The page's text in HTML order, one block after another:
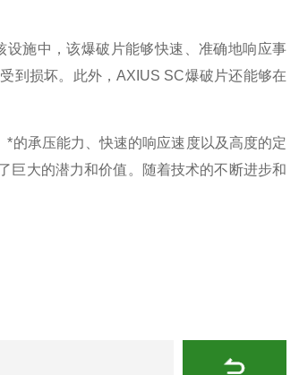
施中，该爆破片能够快速、准确地响应事
到损坏。此外，AXIUS SC爆破片还能够在
承压能力、快速的响应速度以及高度的定
巨大的潜力和价值。随着技术的不断进步和